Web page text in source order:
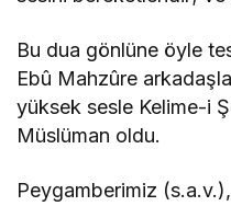
Bu dua gönlüne öyle
Ebû Mahzûre
yüksek sesle Kelime-i
Müslüman oldu.
Peygamberimiz (s.a.v.),